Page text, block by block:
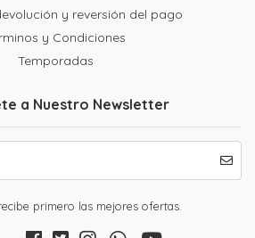
y reversión del pago
y Condiciones
Temporadas
a Nuestro Newsletter
primero las mejores ofertas.